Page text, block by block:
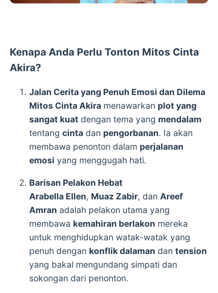
Kenapa Anda Perlu Tonton Mitos Cinta
Akira?
Jalan Cerita yang Penuh Emosi dan Dilema
Mitos Cinta Akira menawarkan plot yang
sangat kuat dengan tema yang mendalam
tentang cinta dan pengorbanan. Ia akan
membawa penonton dalam perjalanan
emosi yang menggugah hati.
Barisan Pelakon Hebat
Arabella Ellen, Muaz Zabir, dan Areef
Amran adalah pelakon utama yang
membawa kemahiran berlakon mereka
untuk menghidupkan watak-watak yang
penuh dengan konflik dalaman dan tension
yang bakal mengundang simpati dan
sokongan dari penonton.